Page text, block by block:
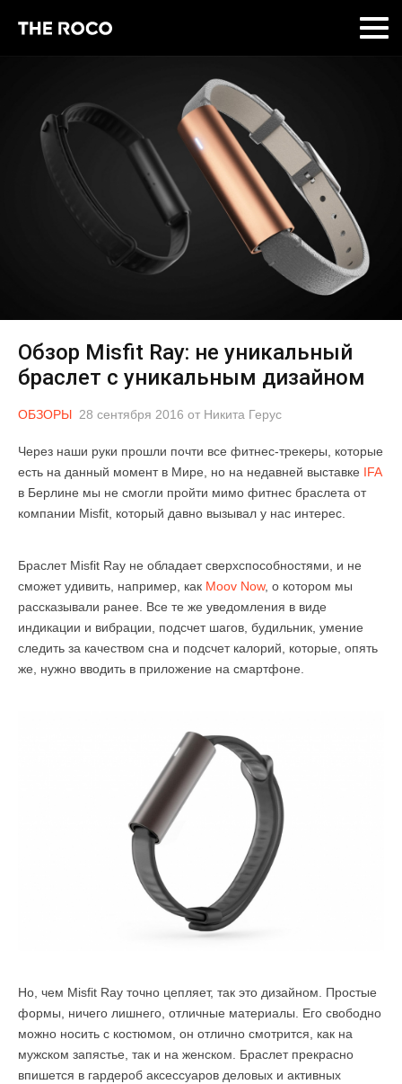
Обзор Misfit Ray: не уникальный
браслет с уникальным дизайном
ОБЗОРЫ 28 сентября 2016 от Никита Герус
Через наши руки прошли почти все фитнес-трекеры, которые
есть на данный момент в Мире, но на недавней выставке IFA
в Берлине мы не смогли пройти мимо фитнес браслета от
компании Misfit, который давно вызывал у нас интерес.
Браслет Misfit Ray не обладает сверхспособностями, и не
сможет удивить, например, как Moov Now, о котором мы
рассказывали ранее. Все те же уведомления в виде
индикации и вибрации, подсчет шагов, будильник, умение
следить за качеством сна и подсчет калорий, которые, опять
же, нужно вводить в приложение на смартфоне.
Но, чем Misfit Ray точно цепляет, так это дизайном. Простые
формы, ничего лишнего, отличные материалы. Его свободно
можно носить с костюмом, он отлично смотрится, как на
мужском запястье, так и на женском. Браслет прекрасно
впишется в гардероб аксессуаров деловых и активных